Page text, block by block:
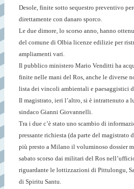
Desole, finite sotto sequestro preventivo
direttamente con danaro sporco.
Le due dimore, lo scorso anno, hanno
del comune di Olbia licenze edilizie per
ampliamenti vari.
Il pubblico ministero Mario Venditti ha
finite nelle mani del Ros, anche le diverse
lista dei vincoli ambientali e paesaggistici
Il magistrato, ieri l’altro, si è intrattenuto a
sindaco Gianni Giovannelli.
Tra i due c’è stato uno scambio di
pressante richiesta (da parte del magistrato
più presto a Milano il voluminoso dossier
sabato scorso dai militari del Ros
riguardante le lottizzazioni di Pittulongu,
di Spiritu Santu.